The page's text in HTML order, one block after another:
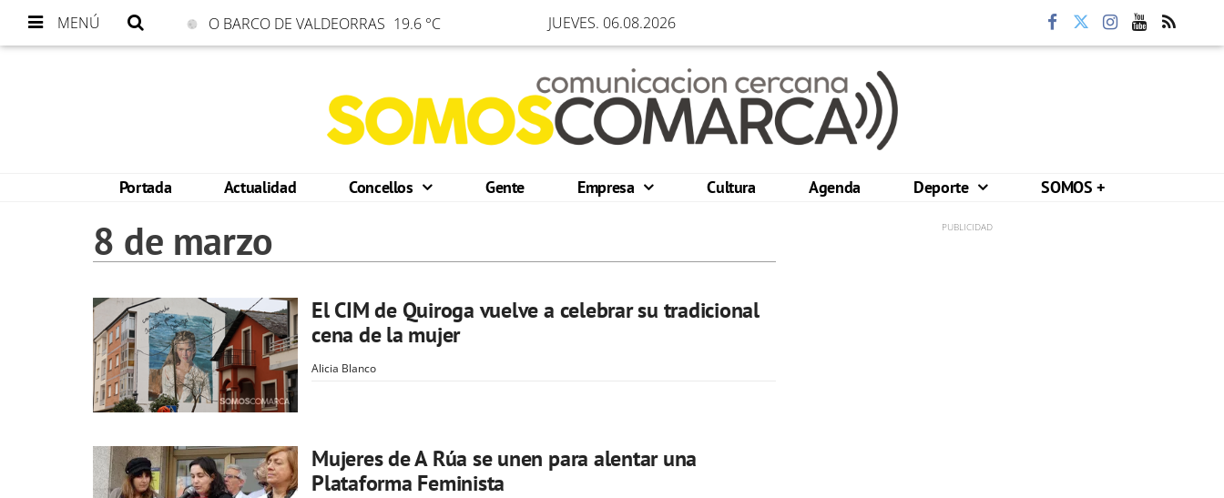
MENÚ O BARCO DE VALDEORRAS 19.6 °C JUEVES. 06.08.2026
Portada Actualidad Concellos Gente Empresa Cultura Agenda Deporte SOMOS +
8 de marzo
El CIM de Quiroga vuelve a celebrar su tradicional
cena de la mujer
Alicia Blanco
Mujeres de A Rúa se unen para alentar una
Plataforma Feminista